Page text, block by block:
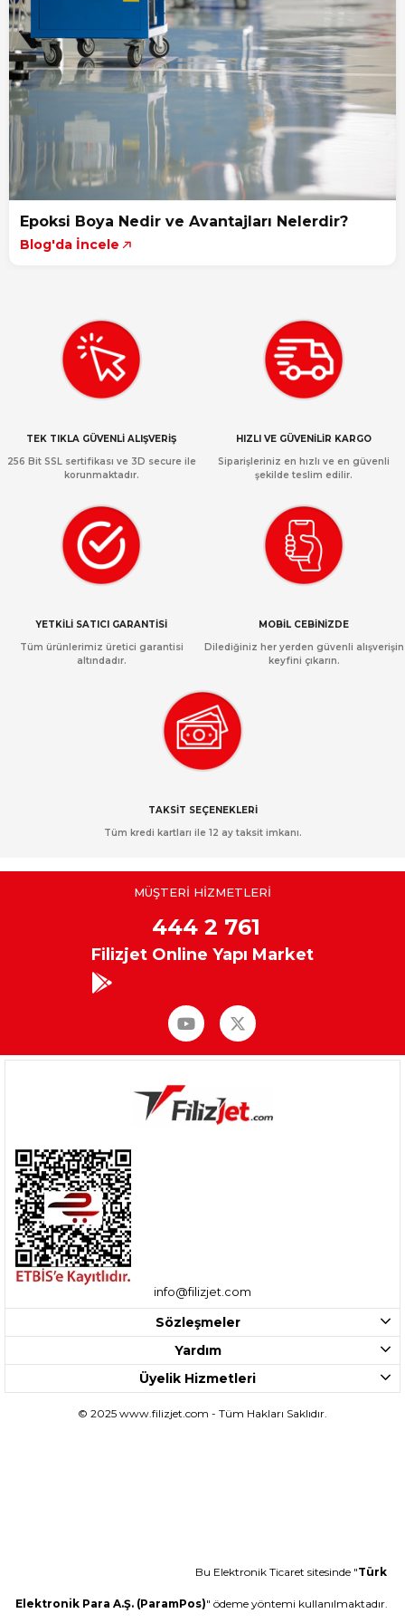
Epoksi Boya Nedir ve Avantajları Nelerdir?
Blog'da İncele
TEK TIKLA GÜVENLİ ALIŞVERİŞ
256 Bit SSL sertifikası ve 3D secure ile
korunmaktadır.
HIZLI VE GÜVENİLİR KARGO
Siparişleriniz en hızlı ve en güvenli
şekilde teslim edilir.
YETKİLİ SATICI GARANTİSİ
Tüm ürünlerimiz üretici garantisi
altındadır.
MOBİL CEBİNİZDE
Dilediğiniz her yerden güvenli alışverişin
keyfini çıkarın.
TAKSİT SEÇENEKLERİ
Tüm kredi kartları ile 12 ay taksit imkanı.
MÜŞTERİ HİZMETLERİ
444 2 761
Filizjet Online Yapı Market
info@filizjet.com
Sözleşmeler
Yardım
Üyelik Hizmetleri
© 2025 www.filizjet.com - Tüm Hakları Saklıdır.
Bu Elektronik Ticaret sitesinde "Türk
Elektronik Para A.Ş. (ParamPos)" ödeme yöntemi kullanılmaktadır.